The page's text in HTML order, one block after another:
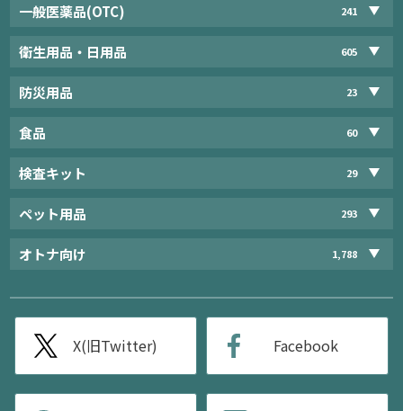
一般医薬品(OTC) 241
衛生用品・日用品 605
防災用品 23
食品 60
検査キット 29
ペット用品 293
オトナ向け 1,788
X(旧Twitter) Facebook